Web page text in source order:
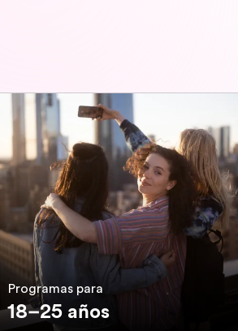
Programas para
18–25 años